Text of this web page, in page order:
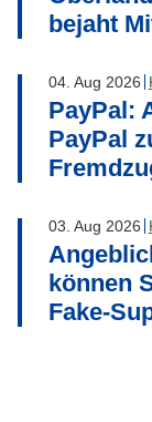
bejaht
04 Aug 2026
PayPal:
PayPal
03 Aug 2026
können
Fake-